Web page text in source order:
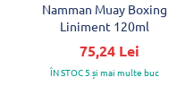
Namman Muay Boxing
Liniment 120ml
75,24 Lei
ÎN STOC 5 și mai multe buc